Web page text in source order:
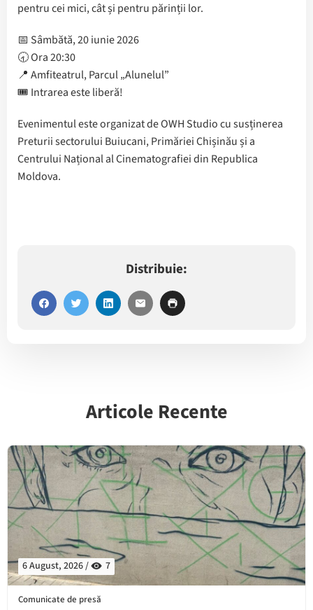
pentru cei mici, cât și pentru părinții lor.
📅 Sâmbătă, 20 iunie 2026
🕣 Ora 20:30
📍 Amfiteatrul, Parcul „Alunelul”
🎟 Intrarea este liberă!
Evenimentul este organizat de OWH Studio cu susținerea
Preturii sectorului Buiucani, Primăriei Chișinău și a
Centrului Național al Cinematografiei din Republica
Moldova.
Distribuie:
Articole Recente
6 August, 2026 / 7
Comunicate de presă